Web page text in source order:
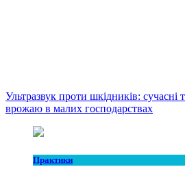
Ультразвук проти шкідників: сучасні
врожаю в малих господарствах
Практики